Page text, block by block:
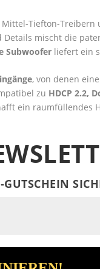
Tiefton-Treibern
Details mischt die
Subwoofer liefert ein
, von denen
zu HDCP 2.2,
ein raumfüllendes